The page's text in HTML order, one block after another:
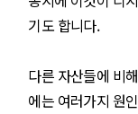
기도 합니다.
다른 자산들에 비
에는 여러가지 원